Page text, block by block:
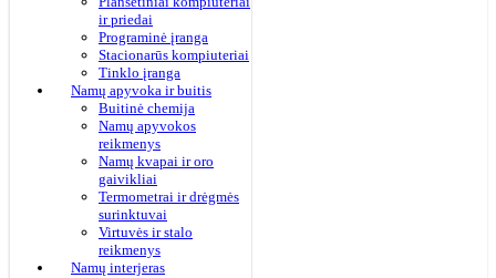
ir priedai
Programinė įranga
Stacionarūs kompiuteriai
Tinklo įranga
Namų apyvoka ir buitis
Buitinė chemija
Namų apyvokos
reikmenys
Namų kvapai ir oro
gaivikliai
Termometrai ir drėgmės
surinktuvai
Virtuvės ir stalo
reikmenys
Namų interjeras